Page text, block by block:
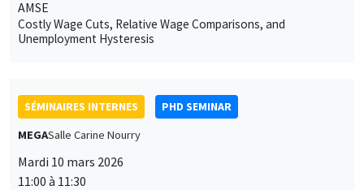
AMSE
Costly Wage Cuts, Relative Wage Comparisons, and
Unemployment Hysteresis
SÉMINAIRES INTERNES
PHD SEMINAR
MEGASalle Carine Nourry
Mardi 10 mars 2026
11:00 à 11:30